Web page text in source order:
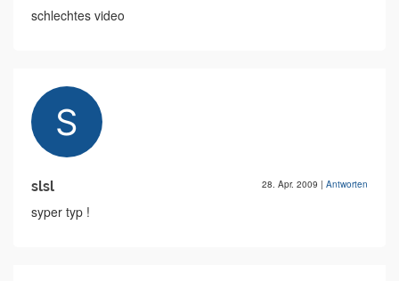
schlechtes video
slsl 28. Apr. 2009 | Antworten
syper typ !